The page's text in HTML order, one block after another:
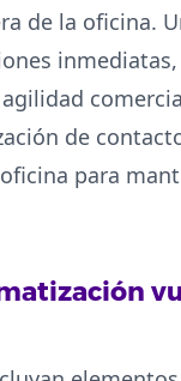
de la oficina.
de
para